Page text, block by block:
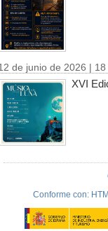
de junio de 2026 |
XVI
Conforme con: